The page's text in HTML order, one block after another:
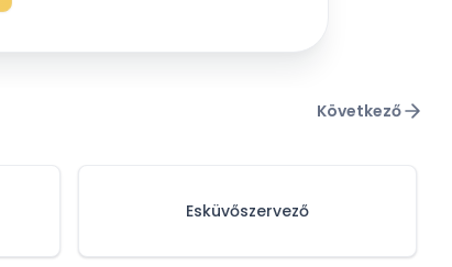
Következő
Esküvőszervező